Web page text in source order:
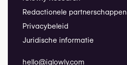
Redactionele partnerschappen
Privacybeleid
Juridische informatie
hello@iglowly.com